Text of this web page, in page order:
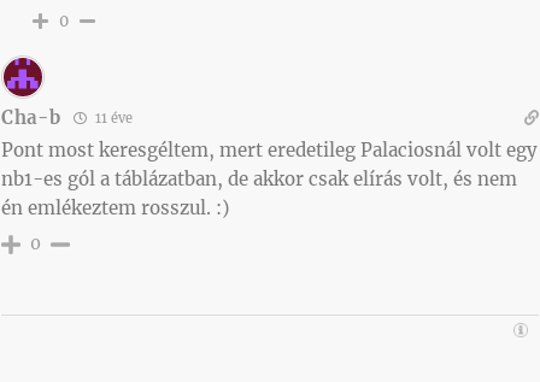
0
Cha-b 11 éve
Pont most keresgéltem, mert eredetileg Palaciosnál volt egy
nb1-es gól a táblázatban, de akkor csak elírás volt, és nem
én emlékeztem rosszul. :)
0